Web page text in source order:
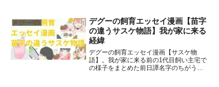
様子を、かわいらしくコミカルにまとめ
ました。
エッセイ漫画
デグーの飼育エッセイ漫画【苗字
の違うサスケ物語】我が家に来る
経緯
デグーの飼育エッセイ漫画【サスケ物
語】。我が家に来る前の1代目飼い主宅で
の様子をまとめた前日譚名字のちがうサ